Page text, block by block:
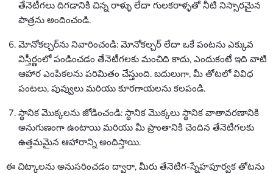
తేనెటీగలు దిగడానికి చిన్న రాళ్ళు లేదా గులకరాళ్ళతో నీటి నిస్సారమైన
పాత్రను అందించండి.
మోనోకల్చర్‌ను నివారించండి: మోనోకల్చర్ లేదా ఒకే పంటను ఎక్కువ
విస్తీర్ణంలో పండించడం తేనెటీగలకు మంచిది కాదు, ఎందుకంటే ఇది వాటి
ఆహార ఎంపికలను పరిమితం చేస్తుంది. బదులుగా, మీ తోటలో వివిధ
పంటలు, పువ్వులు మరియు కూరగాయలను కలపండి.
స్థానిక మొక్కలను జోడించండి: స్థానిక మొక్కలు స్థానిక వాతావరణానికి
అనుగుణంగా ఉంటాయి మరియు మీ ప్రాంతానికి చెందిన తేనెటీగలకు
ఉత్తమమైన ఆహారాన్ని అందిస్తాయి.
ఈ చిట్కాలను అనుసరించడం ద్వారా, మీరు తేనెటీగ-స్నేహపూర్వక తోటను